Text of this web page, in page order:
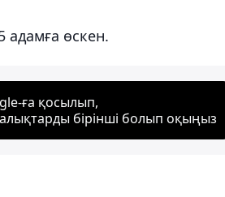
өскен.
ға қосылып,
бірінші болып оқыңыз